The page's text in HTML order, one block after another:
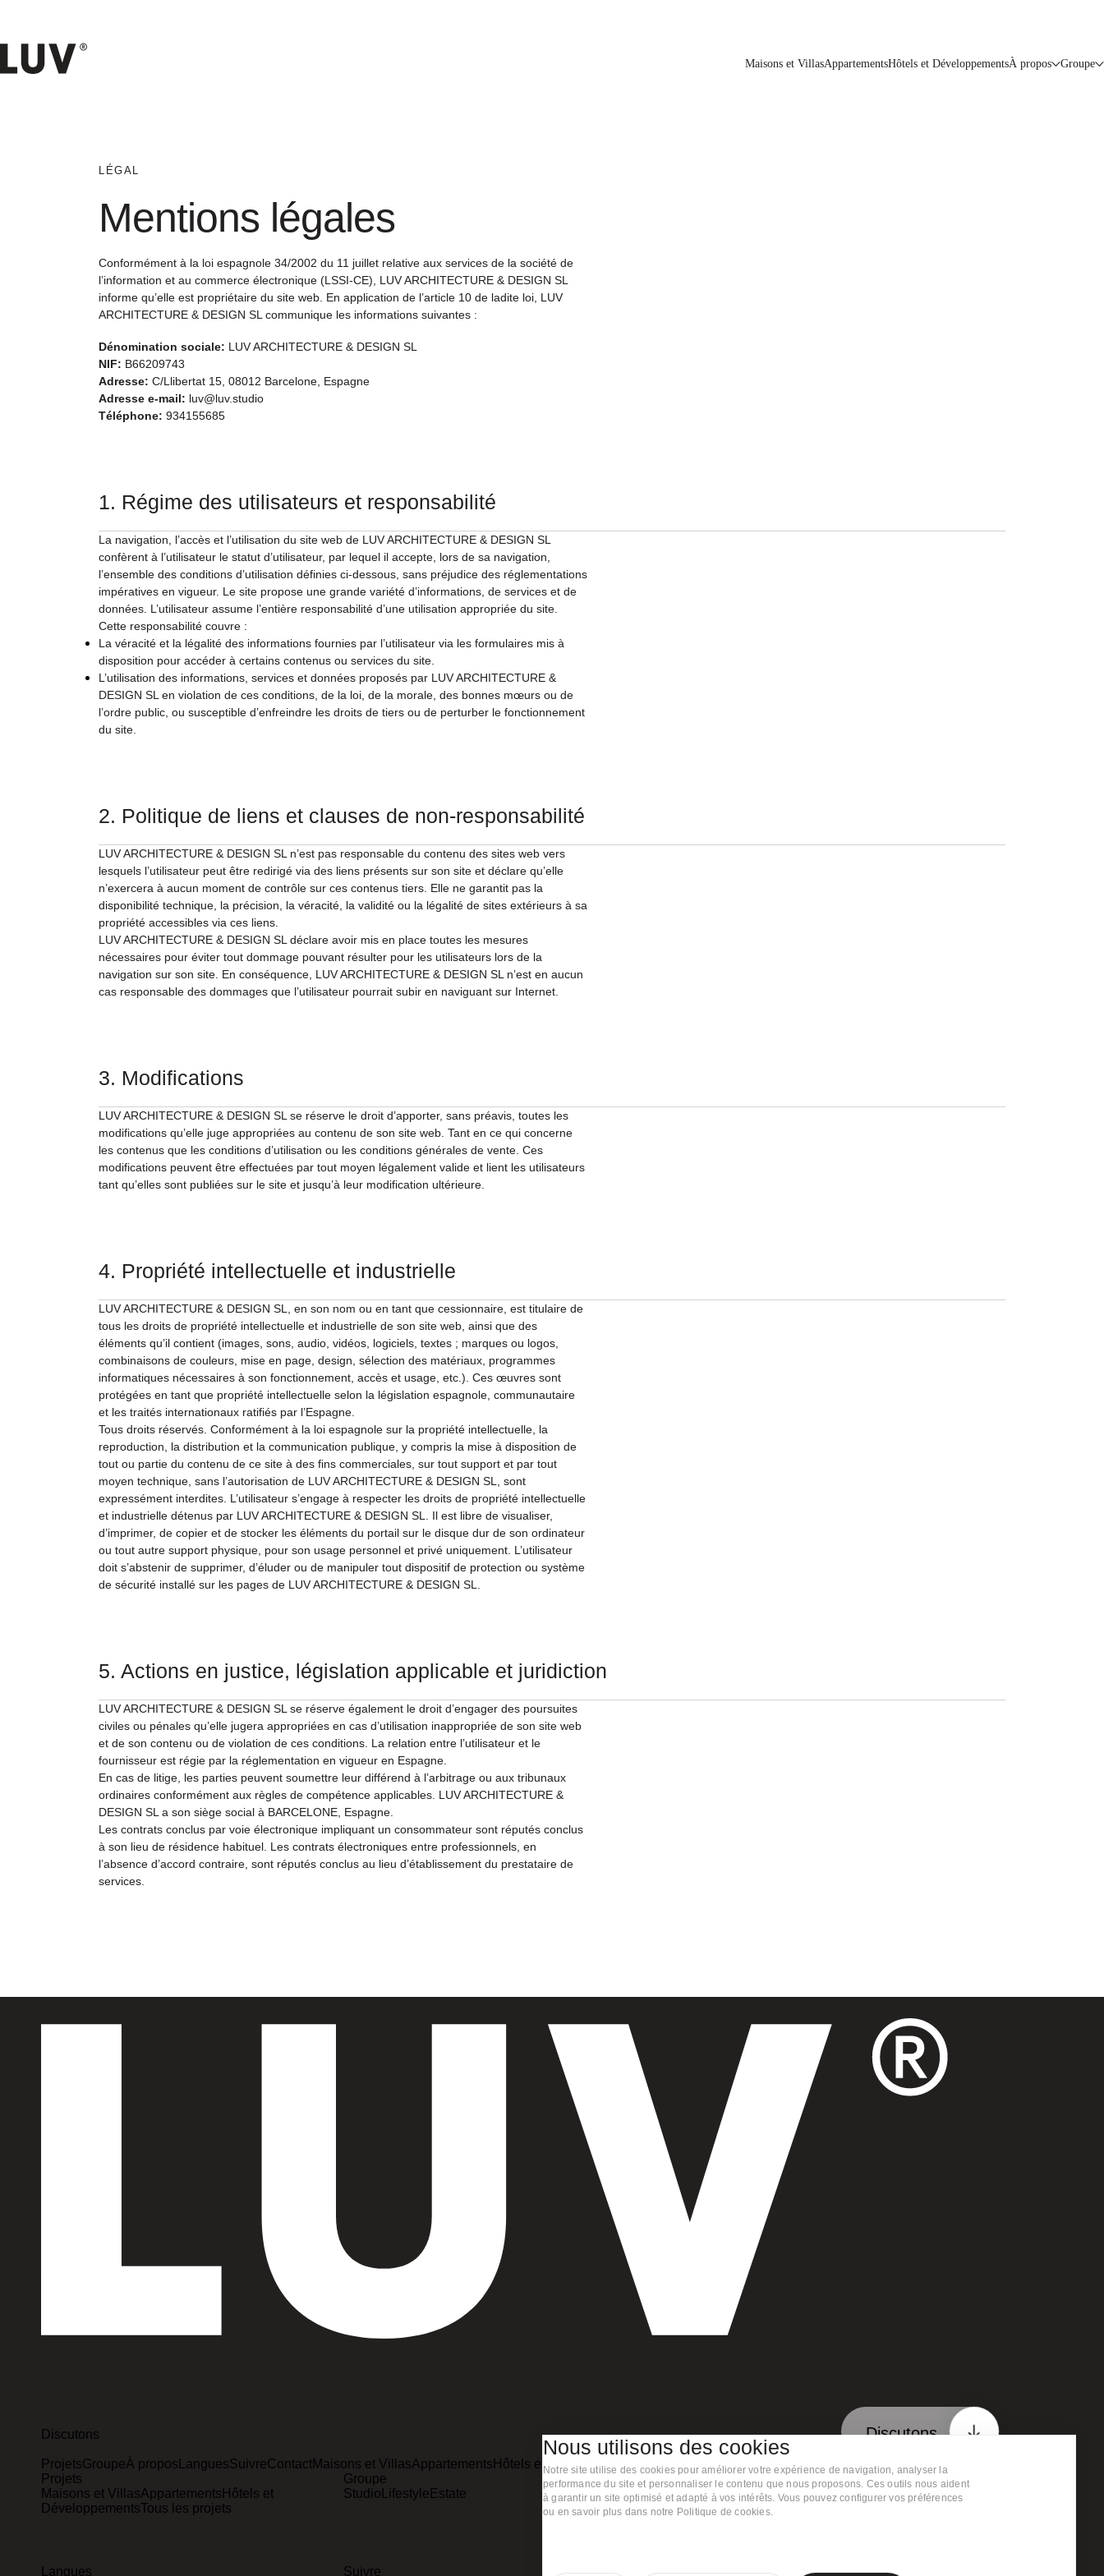
Maisons et VillasAppartementsHôtels et DéveloppementsÀ propos Groupe
LÉGAL
Mentions légales
Conformément à la loi espagnole 34/2002 du 11 juillet relative aux services de la société de
l’information et au commerce électronique (LSSI-CE), LUV ARCHITECTURE & DESIGN SL
informe qu’elle est propriétaire du site web. En application de l’article 10 de ladite loi, LUV
ARCHITECTURE & DESIGN SL communique les informations suivantes :
Dénomination sociale: LUV ARCHITECTURE & DESIGN SL
NIF: B66209743
Adresse: C/Llibertat 15, 08012 Barcelone, Espagne
Adresse e-mail: luv@luv.studio
Téléphone: 934155685
1. Régime des utilisateurs et responsabilité
La navigation, l’accès et l’utilisation du site web de LUV ARCHITECTURE & DESIGN SL
confèrent à l’utilisateur le statut d’utilisateur, par lequel il accepte, lors de sa navigation,
l’ensemble des conditions d’utilisation définies ci-dessous, sans préjudice des réglementations
impératives en vigueur. Le site propose une grande variété d’informations, de services et de
données. L’utilisateur assume l’entière responsabilité d’une utilisation appropriée du site.
Cette responsabilité couvre :
La véracité et la légalité des informations fournies par l’utilisateur via les formulaires mis à
disposition pour accéder à certains contenus ou services du site.
L’utilisation des informations, services et données proposés par LUV ARCHITECTURE &
DESIGN SL en violation de ces conditions, de la loi, de la morale, des bonnes mœurs ou de
l’ordre public, ou susceptible d’enfreindre les droits de tiers ou de perturber le fonctionnement
du site.
2. Politique de liens et clauses de non-responsabilité
LUV ARCHITECTURE & DESIGN SL n’est pas responsable du contenu des sites web vers
lesquels l’utilisateur peut être redirigé via des liens présents sur son site et déclare qu’elle
n’exercera à aucun moment de contrôle sur ces contenus tiers. Elle ne garantit pas la
disponibilité technique, la précision, la véracité, la validité ou la légalité de sites extérieurs à sa
propriété accessibles via ces liens.
LUV ARCHITECTURE & DESIGN SL déclare avoir mis en place toutes les mesures
nécessaires pour éviter tout dommage pouvant résulter pour les utilisateurs lors de la
navigation sur son site. En conséquence, LUV ARCHITECTURE & DESIGN SL n’est en aucun
cas responsable des dommages que l’utilisateur pourrait subir en naviguant sur Internet.
3. Modifications
LUV ARCHITECTURE & DESIGN SL se réserve le droit d’apporter, sans préavis, toutes les
modifications qu’elle juge appropriées au contenu de son site web. Tant en ce qui concerne
les contenus que les conditions d’utilisation ou les conditions générales de vente. Ces
modifications peuvent être effectuées par tout moyen légalement valide et lient les utilisateurs
tant qu’elles sont publiées sur le site et jusqu’à leur modification ultérieure.
4. Propriété intellectuelle et industrielle
LUV ARCHITECTURE & DESIGN SL, en son nom ou en tant que cessionnaire, est titulaire de
tous les droits de propriété intellectuelle et industrielle de son site web, ainsi que des
éléments qu’il contient (images, sons, audio, vidéos, logiciels, textes ; marques ou logos,
combinaisons de couleurs, mise en page, design, sélection des matériaux, programmes
informatiques nécessaires à son fonctionnement, accès et usage, etc.). Ces œuvres sont
protégées en tant que propriété intellectuelle selon la législation espagnole, communautaire
et les traités internationaux ratifiés par l’Espagne.
Tous droits réservés. Conformément à la loi espagnole sur la propriété intellectuelle, la
reproduction, la distribution et la communication publique, y compris la mise à disposition de
tout ou partie du contenu de ce site à des fins commerciales, sur tout support et par tout
moyen technique, sans l’autorisation de LUV ARCHITECTURE & DESIGN SL, sont
expressément interdites. L’utilisateur s’engage à respecter les droits de propriété intellectuelle
et industrielle détenus par LUV ARCHITECTURE & DESIGN SL. Il est libre de visualiser,
d’imprimer, de copier et de stocker les éléments du portail sur le disque dur de son ordinateur
ou tout autre support physique, pour son usage personnel et privé uniquement. L’utilisateur
doit s’abstenir de supprimer, d’éluder ou de manipuler tout dispositif de protection ou système
de sécurité installé sur les pages de LUV ARCHITECTURE & DESIGN SL.
5. Actions en justice, législation applicable et juridiction
LUV ARCHITECTURE & DESIGN SL se réserve également le droit d’engager des poursuites
civiles ou pénales qu’elle jugera appropriées en cas d’utilisation inappropriée de son site web
et de son contenu ou de violation de ces conditions. La relation entre l’utilisateur et le
fournisseur est régie par la réglementation en vigueur en Espagne.
En cas de litige, les parties peuvent soumettre leur différend à l’arbitrage ou aux tribunaux
ordinaires conformément aux règles de compétence applicables. LUV ARCHITECTURE &
DESIGN SL a son siège social à BARCELONE, Espagne.
Les contrats conclus par voie électronique impliquant un consommateur sont réputés conclus
à son lieu de résidence habituel. Les contrats électroniques entre professionnels, en
l’absence d’accord contraire, sont réputés conclus au lieu d’établissement du prestataire de
services.
Discutons
ProjetsGroupeÀ propos LanguesSuivreContactMaisons et VillasAppartements Hôtels et Développements
Tous les projets
Projets
Maisons et VillasAppartements Hôtels et
DéveloppementsTous les projets
Groupe
Studio Lifestyle Estate
À propos
EssenceÉquipe ServicesClientsFAQ
Langues Suivre Contact
Discutons
Nous utilisons des cookies
Notre site utilise des cookies pour améliorer votre expérience de navigation, analyser la
performance du site et personnaliser le contenu que nous proposons. Ces outils nous aident
à garantir un site optimisé et adapté à vos intérêts. Vous pouvez configurer vos préférences
ou en savoir plus dans notre Politique de cookies.